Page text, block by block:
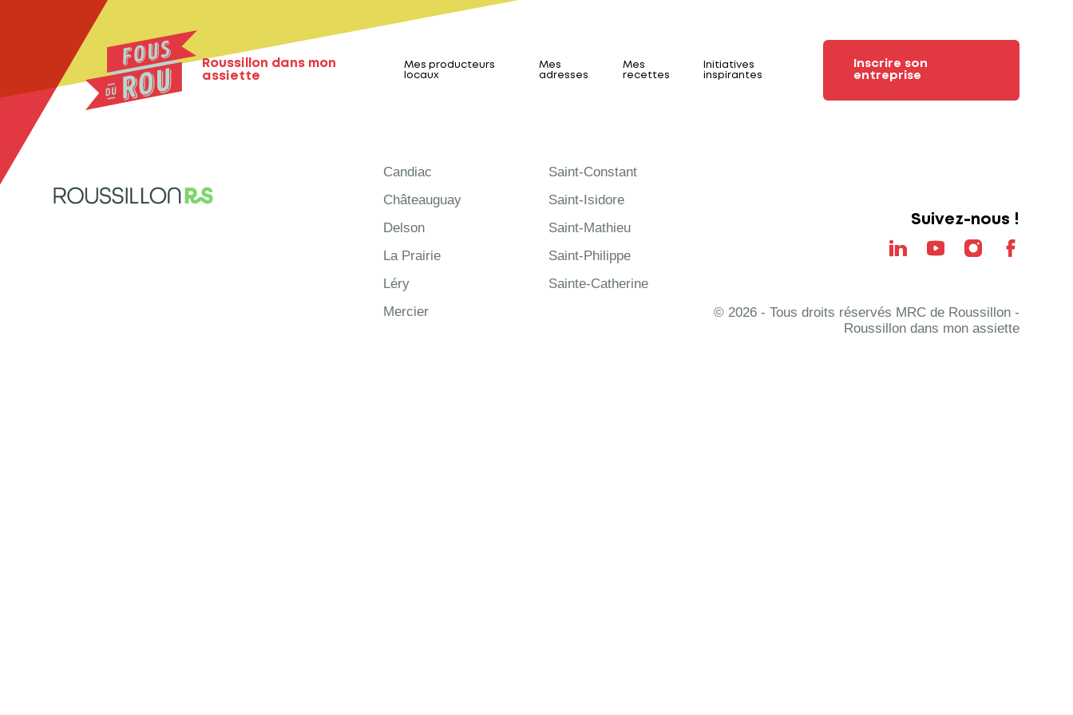
Roussillon dans mon
assiette
Mes producteurs
locaux
Mes
adresses
Mes
recettes
Initiatives
inspirantes
Inscrire son
entreprise
Candiac
Châteauguay
Delson
La Prairie
Léry
Mercier
Saint-Constant
Saint-Isidore
Saint-Mathieu
Saint-Philippe
Sainte-Catherine
Suivez-nous !
© 2026 - Tous droits réservés MRC de Roussillon -
Roussillon dans mon assiette